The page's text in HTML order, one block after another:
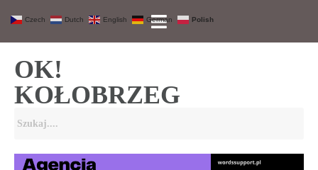
OK!
KOŁOBRZEG
Czech Dutch English German Polish